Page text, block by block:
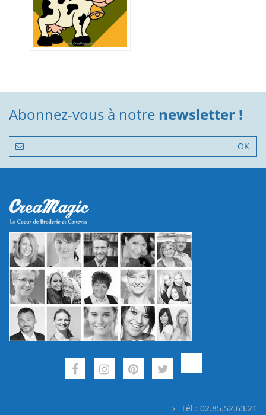
Abonnez-vous à notre newsletter !
OK
Tél : 02.85.52.63.21